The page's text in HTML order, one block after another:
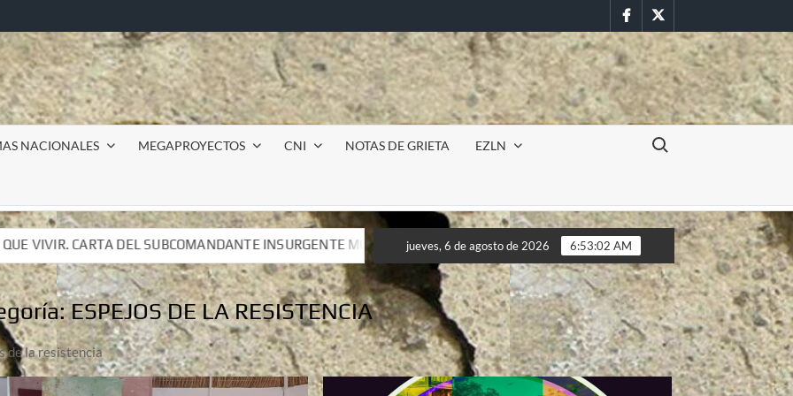
FacebookTwitter
NACIONALES MEGAPROYECTOS CNI NOTAS DE GRIETA EZLN
Buscar:
INSURGENTE MOISÉS A LUIS DE TAVIRA
Incursión militar en la UAEM (Morelos) durante paro estudiantil
INSURGENTE MOISÉS A LUIS DE TAVIRA
Incursión militar en la UAEM (Morelos) durante paro estudiantil
jueves, 6 de agosto de 2026 6:53:04 AM
ESPEJOS DE LA RESISTENCIA
de la resistencia